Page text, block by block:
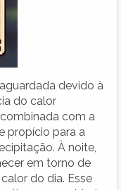
devido à
do calor
com a
propício para a
À noite,
em torno de
do dia. Esse